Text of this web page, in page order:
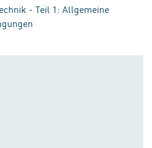
- Teil 1: Allgemeine